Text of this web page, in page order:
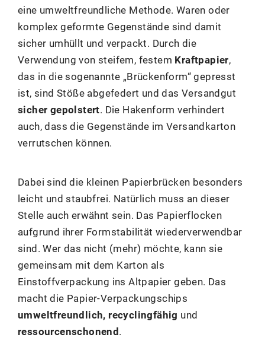
eine umweltfreundliche Methode. Waren oder
komplex geformte Gegenstände sind damit
sicher umhüllt und verpackt. Durch die
Verwendung von steifem, festem Kraftpapier,
das in die sogenannte „Brückenform“ gepresst
ist, sind Stöße abgefedert und das Versandgut
sicher gepolstert. Die Hakenform verhindert
auch, dass die Gegenstände im Versandkarton
verrutschen können.
Dabei sind die kleinen Papierbrücken besonders
leicht und staubfrei. Natürlich muss an dieser
Stelle auch erwähnt sein. Das Papierflocken
aufgrund ihrer Formstabilität wiederverwendbar
sind. Wer das nicht (mehr) möchte, kann sie
gemeinsam mit dem Karton als
Einstoffverpackung ins Altpapier geben. Das
macht die Papier-Verpackungschips
umweltfreundlich, recyclingfähig und
ressourcenschonend.